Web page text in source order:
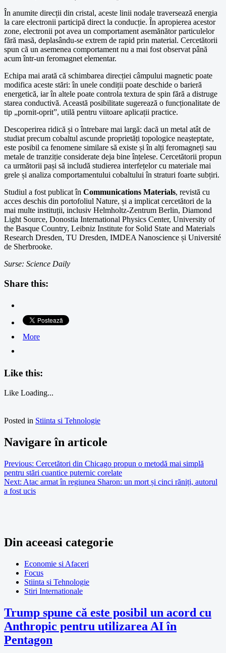
În anumite direcții din cristal, aceste linii nodale traversează energia
la care electronii participă direct la conducție. În apropierea acestor
zone, electronii pot avea un comportament asemănător particulelor
fără masă, deplasându-se extrem de rapid prin material. Cercetătorii
spun că un asemenea comportament nu a mai fost observat până
acum într-un feromagnet elementar.
Echipa mai arată că schimbarea direcției câmpului magnetic poate
modifica aceste stări: în unele condiții poate deschide o barieră
energetică, iar în altele poate controla textura de spin fără a distruge
starea conductivă. Această posibilitate sugerează o funcționalitate de
tip „pornit-oprit”, utilă pentru viitoare aplicații practice.
Descoperirea ridică și o întrebare mai largă: dacă un metal atât de
studiat precum cobaltul ascunde proprietăți topologice neașteptate,
este posibil ca fenomene similare să existe și în alți feromagneți sau
metale de tranziție considerate deja bine înțelese. Cercetătorii propun
ca următorii pași să includă studierea interfețelor cu materiale mai
grele și analiza comportamentului cobaltului în straturi foarte subțiri.
Studiul a fost publicat în Communications Materials, revistă cu
acces deschis din portofoliul Nature, și a implicat cercetători de la
mai multe instituții, inclusiv Helmholtz-Zentrum Berlin, Diamond
Light Source, Donostia International Physics Center, University of
the Basque Country, Leibniz Institute for Solid State and Materials
Research Dresden, TU Dresden, IMDEA Nanoscience și Université
de Sherbrooke.
Surse: Science Daily
Share this:
More
Like this:
Like Loading...
Posted in Stiinta si Tehnologie
Navigare în articole
Previous: Cercetători din Chicago propun o metodă mai simplă
pentru stări cuantice puternic corelate
Next: Atac armat în regiunea Sharon: un mort și cinci răniți, autorul
a fost ucis
Din aceeasi categorie
Economie si Afaceri
Focus
Stiinta si Tehnologie
Stiri Internationale
Trump spune că este posibil un acord cu
Anthropic pentru utilizarea AI în
Pentagon